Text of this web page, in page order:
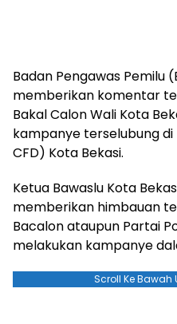
Badan Pengawas Pemilu
memberikan komentar
Bakal Calon Wali Kota
kampanye terselubung
CFD) Kota Bekasi.
Ketua Bawaslu Kota
memberikan himbauan
Bacalon ataupun Partai
melakukan kampanye
Scroll Ke Bawah